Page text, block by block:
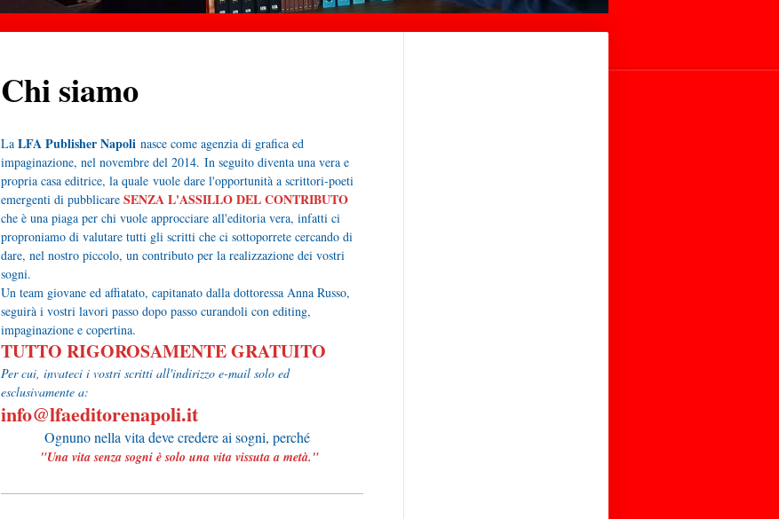
Chi siamo
LaLFA Publisher Napolinasce come agenzia di grafica ed
impaginazione, nel novembre del 2014.In seguito diventa una vera e
propria casa editrice, la quale vuole dare l'opportunità a scrittori-poeti
emergenti di pubblicare SENZA L'ASSILLO DEL CONTRIBUTO
che è una piaga per chi vuole approcciare all'editoria vera, infatti ci
proproniamo di valutare tutti gli scritti che ci sottoporrete cercando di
dare, nel nostro piccolo, un contributo per la realizzazione dei vostri
sogni.
Un team giovane ed affiatato, capitanato dalla dottoressa Anna Russo,
seguirà i vostri lavori passo dopo passo curandoli con editing,
impaginazione e copertina.
TUTTO RIGOROSAMENTE GRATUITO
Per cui, invateci i vostri scritti all'indirizzo e-mail solo ed
esclusivamente a:
info@lfaeditorenapoli.it
Ognuno nella vita deve credere ai sogni, perchéé;
"Una vita senza sogni è solo una vita vissuta a metà."